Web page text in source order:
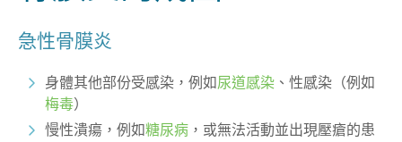
急性骨膜炎
身體其他部份受感染，例如 尿道感染 、性感染（例如
梅毒）
慢性潰瘍，例如 糖尿病 ，或無法活動並出現壓瘡的患